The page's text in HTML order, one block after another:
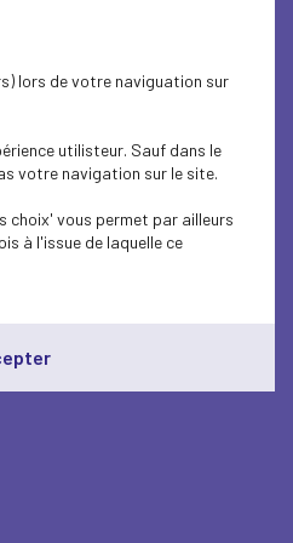
lors de votre naviguation sur
utilisteur. Sauf dans le
votre navigation sur le site.
choix' vous permet par ailleurs
à l'issue de laquelle ce